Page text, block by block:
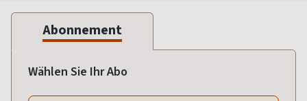
Abonnement
Wählen Sie Ihr Abo